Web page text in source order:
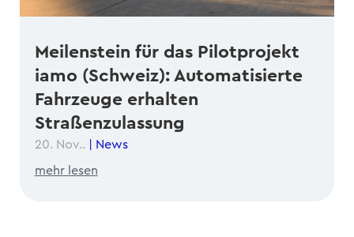
Meilenstein für das Pilotprojekt
iamo (Schweiz): Automatisierte
Fahrzeuge erhalten
Straßenzulassung
20. Nov.. News
mehr lesen